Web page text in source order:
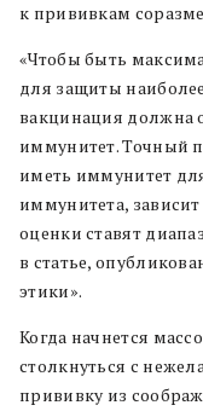
к прививкам
«Чтобы быть
для защиты
вакцинация должна
иммунитет. Точный
иметь иммунитет
иммунитета,
оценки ставят
в статье,
этики».
Когда начнется
столкнуться с
прививку из